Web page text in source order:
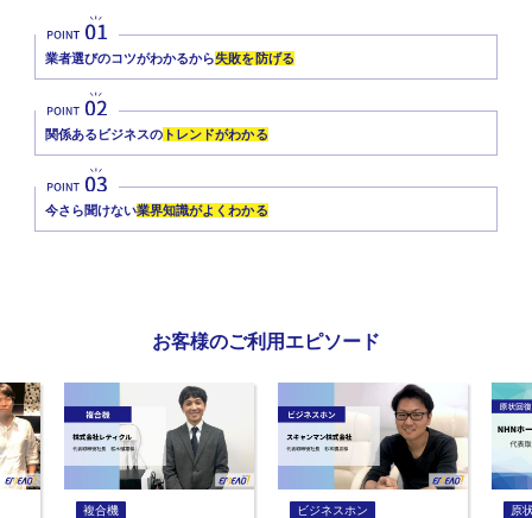
業者選びのコツがわかるから失敗を防げる
関係あるビジネスの トレンドがわかる
今さら聞けない業界知識がよくわかる
お客様のご利用エピソード
複合機 ビジネスホン 原